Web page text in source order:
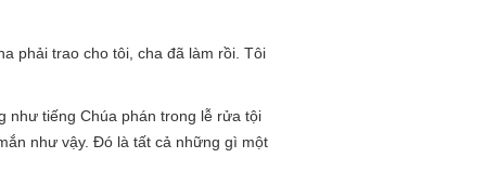
phải trao cho tôi, cha đã làm rồi. Tôi
như tiếng Chúa phán trong lễ rửa tội
như vậy. Đó là tất cả những gì một